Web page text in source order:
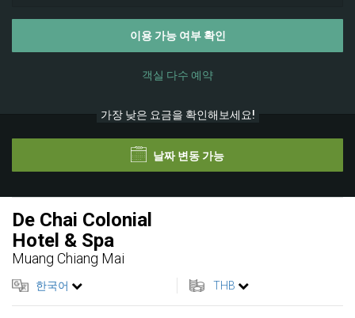
이용 가능 여부 확인
객실 다수 예약
가장 낮은 요금을 확인해보세요!
날짜 변동 가능
De Chai Colonial
Hotel & Spa
Muang Chiang Mai
한국어 THB